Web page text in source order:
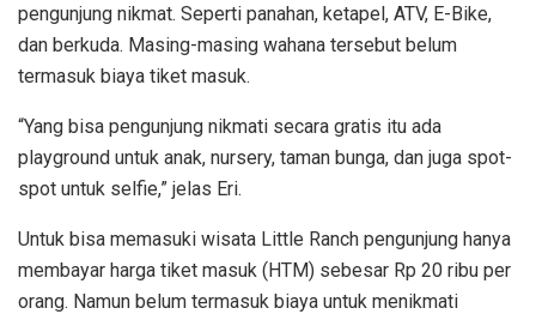
pengunjung nikmat. Seperti panahan, ketapel, ATV, E-Bike,
dan berkuda. Masing-masing wahana tersebut belum
termasuk biaya tiket masuk.
“Yang bisa pengunjung nikmati secara gratis itu ada
playground untuk anak, nursery, taman bunga, dan juga spot-
spot untuk selfie,” jelas Eri.
Untuk bisa memasuki wisata Little Ranch pengunjung hanya
membayar harga tiket masuk (HTM) sebesar Rp 20 ribu per
orang. Namun belum termasuk biaya untuk menikmati